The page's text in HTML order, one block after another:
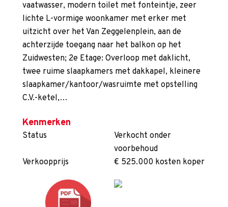
vaatwasser, modern toilet met fonteintje, zeer
lichte L-vormige woonkamer met erker met
uitzicht over het Van Zeggelenplein, aan de
achterzijde toegang naar het balkon op het
Zuidwesten; 2e Etage: Overloop met daklicht,
twee ruime slaapkamers met dakkapel, kleinere
slaapkamer/kantoor/wasruimte met opstelling
C.V.-ketel,…
Kenmerken
Status
Verkocht onder
voorbehoud
Verkoopprijs
€ 525.000 kosten koper